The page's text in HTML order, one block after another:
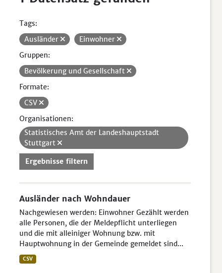
Tags:
Ausländer
Einwohner
Gruppen:
Bevölkerung und Gesellschaft
Formate:
CSV
Organisationen:
Statistisches Amt der Landeshauptstadt
Stuttgart
Ergebnisse filtern
Ausländer nach Wohndauer
Nachgewiesen werden: Einwohner Gezählt werden
alle Personen, die der Meldepflicht unterliegen
und die mit alleiniger Wohnung bzw. mit
Hauptwohnung in der Gemeinde gemeldet sind...
CSV